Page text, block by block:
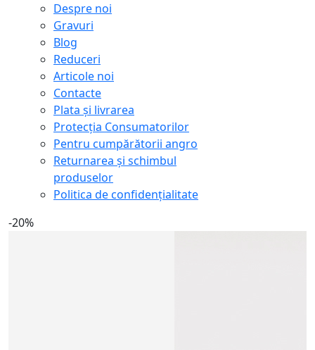
Despre noi
Gravuri
Blog
Reduceri
Articole noi
Contacte
Plata și livrarea
Protecţia Consumatorilor
Pentru cumpărătorii angro
Returnarea și schimbul
produselor
Politica de confidențialitate
-20%